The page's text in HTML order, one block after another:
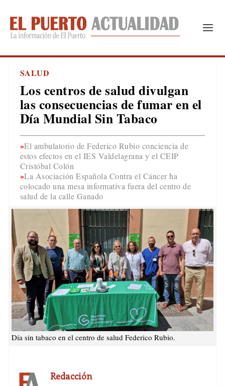
SALUD
Los centros de salud divulgan
las consecuencias de fumar en el
Día Mundial Sin Tabaco
El ambulatorio de Federico Rubio conciencia de
estos efectos en el IES Valdelagrana y el CEIP
Cristóbal Colón
La Asociación Española Contra el Cáncer ha
colocado una mesa informativa fuera del centro de
salud de la calle Ganado
Día sin tabaco en el centro de salud Federico Rubio.
Redacción